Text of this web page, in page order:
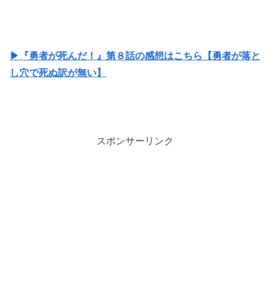
▶『勇者が死んだ！』第８話の感想はこちら【勇者が落と
し穴で死ぬ訳が無い】
スポンサーリンク